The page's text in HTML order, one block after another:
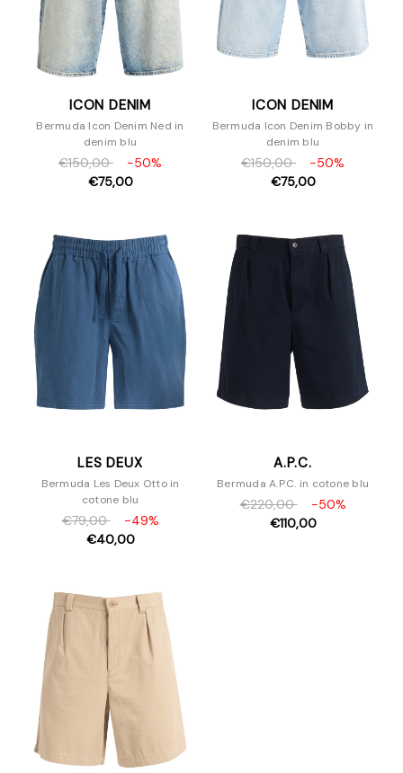
ICON DENIM
Bermuda Icon Denim Ned in
denim blu
€150,00
-50%
€75,00
ICON DENIM
Bermuda Icon Denim Bobby in
denim blu
€150,00
-50%
€75,00
LES DEUX
Bermuda Les Deux Otto in
cotone blu
€79,00
-49%
€40,00
A.P.C.
Bermuda A.P.C. in cotone blu
€220,00
-50%
€110,00